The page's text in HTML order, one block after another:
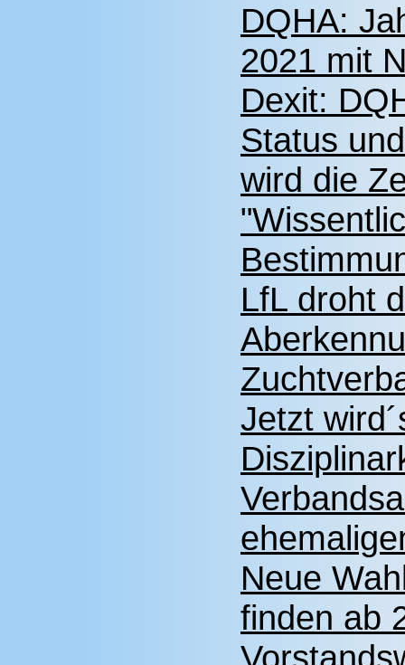
DQHA:
2021 mit
Dexit:
Status
wird die
LfL droht
Jetzt
Neue
finden ab